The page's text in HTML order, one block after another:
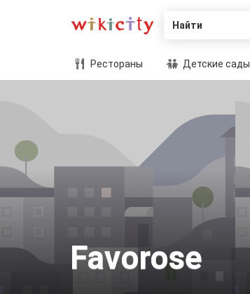
Найти
Рестораны Детские сады
Favorose